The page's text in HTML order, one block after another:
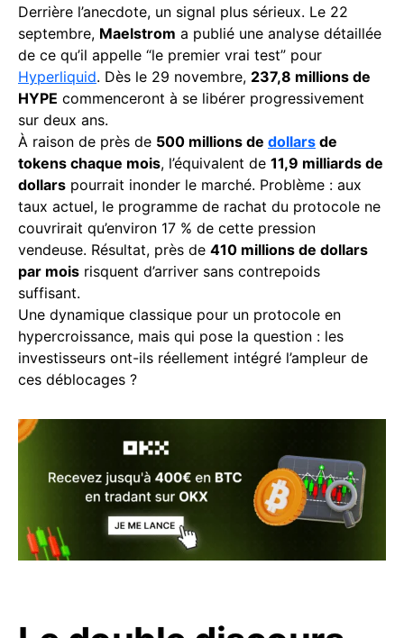
Derrière l’anecdote, un signal plus sérieux. Le 22
septembre, Maelstrom a publié une analyse détaillée
de ce qu’il appelle “le premier vrai test” pour
Hyperliquid. Dès le 29 novembre, 237,8 millions de
HYPE commenceront à se libérer progressivement
sur deux ans.
À raison de près de 500 millions de dollars de
tokens chaque mois, l’équivalent de 11,9 milliards de
dollars pourrait inonder le marché. Problème : aux
taux actuel, le programme de rachat du protocole ne
couvrirait qu’environ 17 % de cette pression
vendeuse. Résultat, près de 410 millions de dollars
par mois risquent d’arriver sans contrepoids
suffisant.
Une dynamique classique pour un protocole en
hypercroissance, mais qui pose la question : les
investisseurs ont-ils réellement intégré l’ampleur de
ces déblocages ?